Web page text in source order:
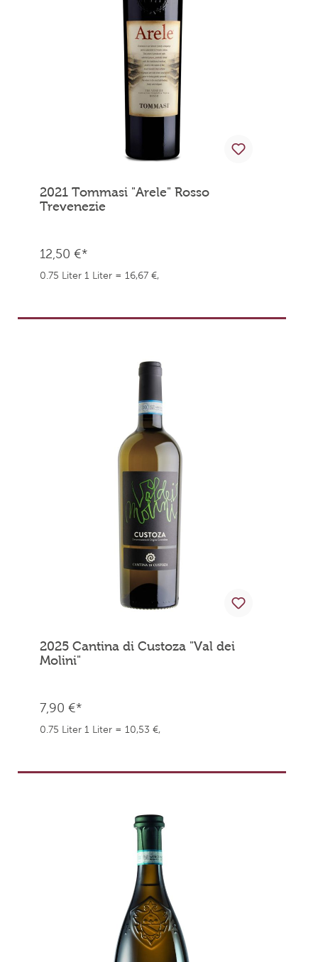
2021 Tommasi "Arele" Rosso
Trevenezie
12,50 €*
0.75 Liter 1 Liter = 16,67 €,
2025 Cantina di Custoza "Val dei
Molini"
7,90 €*
0.75 Liter 1 Liter = 10,53 €,